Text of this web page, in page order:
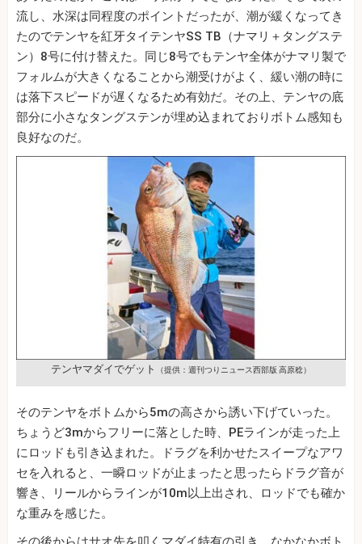
流し、水深は同程度のポイントだったが、潮が緩くなってき
たのでテンヤを紅牙タイテンヤSS TB（ナマリ＋タングステ
ン）8号に付け替えた。同じ8号でもテンヤ全体がナマリ製で
フォルムが大きくなることから潮受けがよく、緩い潮の時に
は落下スピードが遅くなるため有効だ。その上、テンヤの底
部分に小さなタングステンが埋め込まれておりボトム感知も
良好なのだ。
テンヤマダイでゲット （提供：週刊つりニュース西部版 高原稔）
そのテンヤをボトムから5mの高さから誘い下げていった。
ちょうど3mからフリーに落とした時、PEラインが走った上
にロッドも引き込まれた。ドラグを利かせたスイープなアワ
セを入れると、一瞬ロッドが止まったと思ったらドラグ音が
響き、リールからラインが10m以上出され、ロッドでも確か
な重みを感じた。